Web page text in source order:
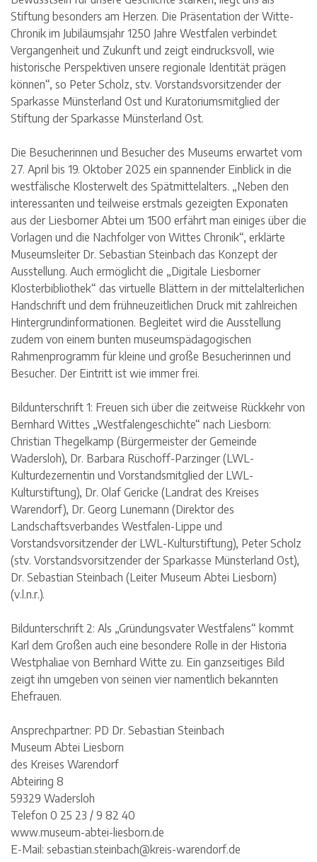
Stiftung besonders am Herzen. Die Präsentation der Witte-
Chronik im Jubiläumsjahr 1250 Jahre Westfalen verbindet
Vergangenheit und Zukunft und zeigt eindrucksvoll, wie
historische Perspektiven unsere regionale Identität prägen
können“, so Peter Scholz, stv. Vorstandsvorsitzender der
Sparkasse Münsterland Ost und Kuratoriumsmitglied der
Stiftung der Sparkasse Münsterland Ost.
Die Besucherinnen und Besucher des Museums erwartet vom
27. April bis 19. Oktober 2025 ein spannender Einblick in die
westfälische Klosterwelt des Spätmittelalters. „Neben den
interessanten und teilweise erstmals gezeigten Exponaten
aus der Liesborner Abtei um 1500 erfährt man einiges über die
Vorlagen und die Nachfolger von Wittes Chronik“, erklärte
Museumsleiter Dr. Sebastian Steinbach das Konzept der
Ausstellung. Auch ermöglicht die „Digitale Liesborner
Klosterbibliothek“ das virtuelle Blättern in der mittelalterlichen
Handschrift und dem frühneuzeitlichen Druck mit zahlreichen
Hintergrundinformationen. Begleitet wird die Ausstellung
zudem von einem bunten museumspädagogischen
Rahmenprogramm für kleine und große Besucherinnen und
Besucher. Der Eintritt ist wie immer frei.
Bildunterschrift 1: Freuen sich über die zeitweise Rückkehr von
Bernhard Wittes „Westfalengeschichte“ nach Liesborn:
Christian Thegelkamp (Bürgermeister der Gemeinde
Wadersloh), Dr. Barbara Rüschoff-Parzinger (LWL-
Kulturdezernentin und Vorstandsmitglied der LWL-
Kulturstiftung), Dr. Olaf Gericke (Landrat des Kreises
Warendorf), Dr. Georg Lunemann (Direktor des
Landschaftsverbandes Westfalen-Lippe und
Vorstandsvorsitzender der LWL-Kulturstiftung), Peter Scholz
(stv. Vorstandsvorsitzender der Sparkasse Münsterland Ost),
Dr. Sebastian Steinbach (Leiter Museum Abtei Liesborn)
(v.l.n.r.).
Bildunterschrift 2: Als „Gründungsvater Westfalens“ kommt
Karl dem Großen auch eine besondere Rolle in der Historia
Westphaliae von Bernhard Witte zu. Ein ganzseitiges Bild
zeigt ihn umgeben von seinen vier namentlich bekannten
Ehefrauen.
Ansprechpartner: PD Dr. Sebastian Steinbach
Museum Abtei Liesborn
des Kreises Warendorf
Abteiring 8
59329 Wadersloh
Telefon 0 25 23 / 9 82 40
www.museum-abtei-liesborn.de
E-Mail: sebastian.steinbach@kreis-warendorf.de